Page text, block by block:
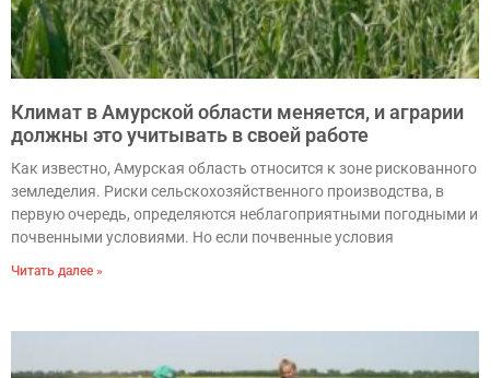
Климат в Амурской области меняется, и аграрии
должны это учитывать в своей работе
Как известно, Амурская область относится к зоне рискованного
земледелия. Риски сельскохозяйственного производства, в
первую очередь, определяются неблагоприятными погодными и
почвенными условиями. Но если почвенные условия
Читать далее »